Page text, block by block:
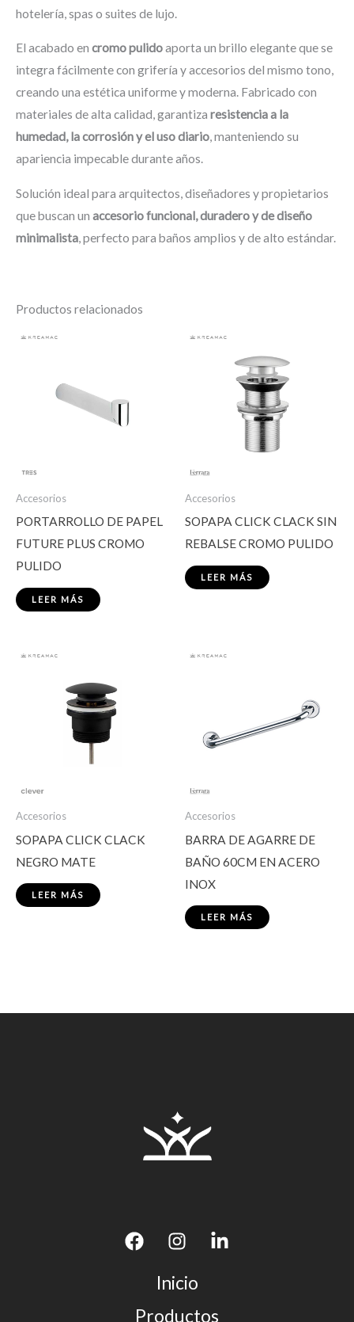
hotelería, spas o suites de lujo.
El acabado en cromo pulidoaporta un brillo elegante que se
integra fácilmente con grifería y accesorios del mismo tono,
creando una estética uniforme y moderna. Fabricado con
materiales de alta calidad, garantiza resistencia a la
humedad, la corrosión y el uso diario, manteniendo su
apariencia impecable durante años.
Solución ideal para arquitectos, diseñadores y propietarios
que buscan un accesorio funcional, duradero y de diseño
minimalista , perfecto para baños amplios y de alto estándar.
Productos relacionados
Accesorios
PORTARROLLO DE PAPEL
FUTURE PLUS CROMO
PULIDO
LEER MÁS
Accesorios
SOPAPA CLICK CLACK SIN
REBALSE CROMO PULIDO
LEER MÁS
Accesorios
SOPAPA CLICK CLACK
NEGRO MATE
LEER MÁS
Accesorios
BARRA DE AGARRE DE
BAÑO 60CM EN ACERO
INOX
LEER MÁS
Inicio
Productos